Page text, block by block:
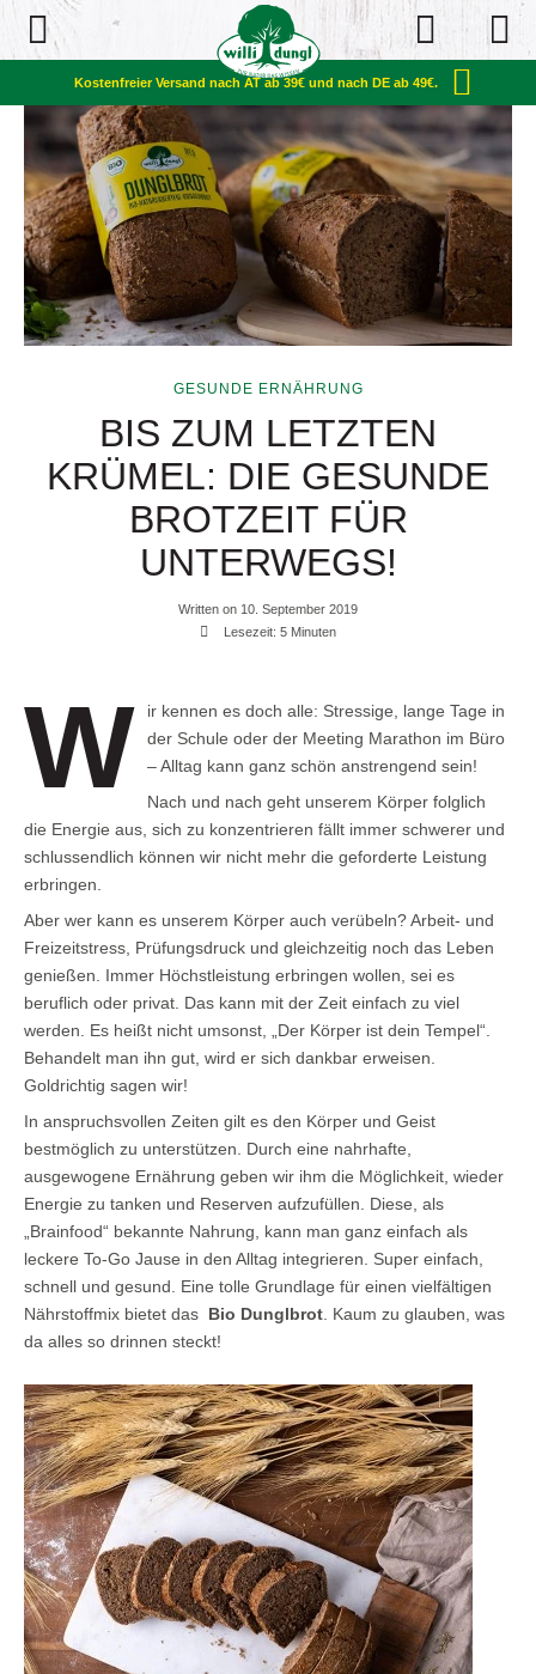
Open Navigation
Kostenfreier Versand nach AT ab 39€ und nach DE ab 49€.
GESUNDE ERNÄHRUNG
BIS ZUM LETZTEN
KRÜMEL: DIE GESUNDE
BROTZEIT FÜR
UNTERWEGS!
Written on 10. September 2019
Lesezeit: 5 Minuten
W
ir kennen es doch alle: Stressige, lange Tage in
der Schule oder der Meeting Marathon im Büro
– Alltag kann ganz schön anstrengend sein!
Nach und nach geht unserem Körper folglich
die Energie aus, sich zu konzentrieren fällt immer schwerer und
schlussendlich können wir nicht mehr die geforderte Leistung
erbringen.
Aber wer kann es unserem Körper auch verübeln? Arbeit- und
Freizeitstress, Prüfungsdruck und gleichzeitig noch das Leben
genießen. Immer Höchstleistung erbringen wollen, sei es
beruflich oder privat. Das kann mit der Zeit einfach zu viel
werden. Es heißt nicht umsonst, „Der Körper ist dein Tempel“.
Behandelt man ihn gut, wird er sich dankbar erweisen.
Goldrichtig sagen wir!
In anspruchsvollen Zeiten gilt es den Körper und Geist
bestmöglich zu unterstützen. Durch eine nahrhafte,
ausgewogene Ernährung geben wir ihm die Möglichkeit, wieder
Energie zu tanken und Reserven aufzufüllen. Diese, als
„Brainfood“ bekannte Nahrung, kann man ganz einfach als
leckere To-Go Jause in den Alltag integrieren. Super einfach,
schnell und gesund. Eine tolle Grundlage für einen vielfältigen
Nährstoffmix bietet das Bio Dunglbrot. Kaum zu glauben, was
da alles so drinnen steckt!